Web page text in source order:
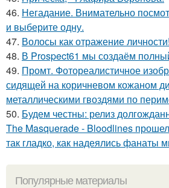
46. Негадание. Внимательно
и выберите одну.
47. Волосы как отражение личности!
48. В Prospect61 мы создаём
49. Промт. Фотореалистичное
сидящей на коричневом кожаном
металлическими гвоздями по
50. Будем честны: релиз
The Masquerade - Bloodlines
так гладко, как надеялись фанаты
Популярные материалы